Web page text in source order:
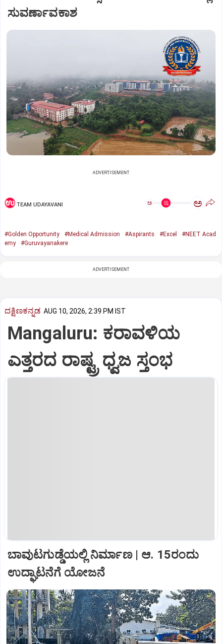
ಸುವರ್ಣಾವಕಾಶ
ADVERTISEMENT
TEAM UDAYAVANI ಅ ಅ
#Golden Opportunity #Medical Admission #Aspirants #Excel
#NEET Acad
emy
#Guruvayanakere
ADVERTISEMENT
ದಕ್ಷಿಣಕನ್ನಡ AUG 10, 2026, 2:39 PM IST
Mangaluru: ಕರಾವಳಿಯ
ಎತ್ತರದ ರಾಷ್ಟ್ರ ಧ್ವಜ ಸ್ತಂಭ
ಬಾವುಟಗುಡ್ಡೆಯಲ್ಲಿ ನಿರ್ಮಾಣ | ಆ. 15ರಂದು
ಉದ್ಘಾಟನೆಗೆ ಯೋಜನೆ